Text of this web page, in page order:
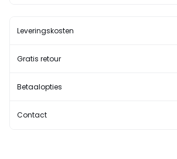
Leveringskosten
Gratis retour
Betaalopties
Contact